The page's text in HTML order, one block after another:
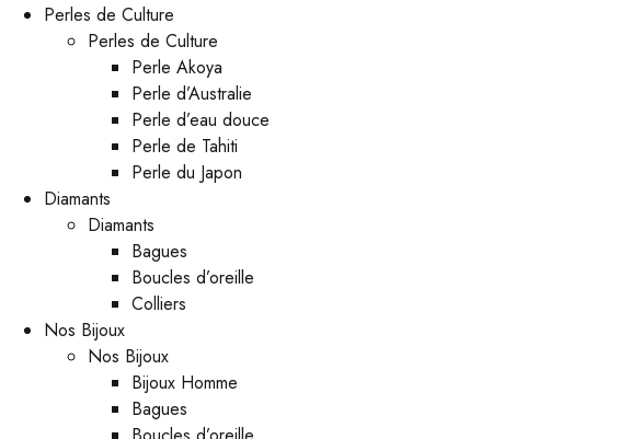
Perles de Culture
Perles de Culture
Perle Akoya
Perle d’Australie
Perle d’eau douce
Perle de Tahiti
Perle du Japon
Diamants
Diamants
Bagues
Boucles d’oreille
Colliers
Nos Bijoux
Nos Bijoux
Bijoux Homme
Bagues